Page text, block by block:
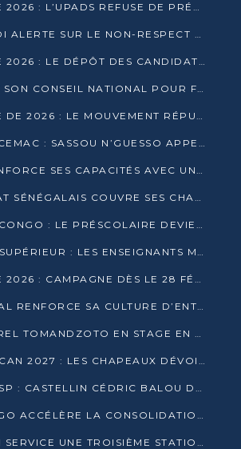
PRÉSIDENTIELLE 2026 : L’UPADS REFUSE DE PRÉSENTER UN CANDIDAT ET DÉNONCE UN PROCESSUS NON CRÉDIBLE
FÉLIX TSHISEKEDI ALERTE SUR LE NON-RESPECT DES ENGAGEMENTS DE PAIX APRÈS SA RENCONTRE AVEC D. SASSOU-NGUESSO
PRÉSIDENTIELLE 2026 : LE DÉPÔT DES CANDIDATURES OUVERT DU 29 JANVIER AU 12 FÉVRIER
L’UPADS RÉUNIT SON CONSEIL NATIONAL POUR FIXER SA LIGNE POLITIQUE À DEUX MOIS DE LA PRÉSIDENTIELLE
PRÉSIDENTIELLE DE 2026 : LE MOUVEMENT RÉPUBLICAIN DÉNONCE UNE CONVOCATION ÉLECTORALE « OPAQUE ET PRÉCIPITÉE »
SOMMET DE LA CEMAC : SASSOU N’GUESSO APPELLE À LA VIGILANCE FACE AUX RISQUES ÉCONOMIQUES
AGL CONGO RENFORCE SES CAPACITÉS AVEC UNE GRUE DE 250 TONNES
CAN 2025 : L’ÉTAT SÉNÉGALAIS COUVRE SES CHAMPIONS D’AFRIQUE DE RÉCOMPENSES EXCEPTIONNELLES
ÉDUCATION AU CONGO : LE PRÉSCOLAIRE DEVIENT OBLIGATOIRE, LE BTS CONSACRÉ DIPLÔME D’ÉTAT
ENSEIGNEMENT SUPÉRIEUR : LES ENSEIGNANTS MAINTIENNENT LA GRÈVE ET EXIGENT UN ACCORD ÉCRIT AVEC L’ÉTAT
PRÉSIDENTIELLE 2026 : CAMPAGNE DÈS LE 28 FÉVRIER, SCRUTIN LES 12 ET 15 MARS
CONGO TERMINAL RENFORCE SA CULTURE D’ENTREPRISE AVEC LE PROGRAMME « WIN TOGETHER »
FOOTBALL : BOREL TOMANDZOTO EN STAGE EN ESPAGNE AVEC POLISSYA FC
ÉLIMINATOIRES CAN 2027 : LES CHAPEAUX DÉVOILÉS, LE CONGO FIXÉ SUR SON SORT
PROPOS DU DGSP : CASTELLIN CÉDRIC BALOU DÉNONCE DES PROPOS INTIMIDANTS
SANTÉ : LE CONGO ACCÉLÈRE LA CONSOLIDATION DE L’OFFRE DE SOINS
LA LCDE MET EN SERVICE UNE TROISIÈME STATION D’EAU POTABLE À MFILOU